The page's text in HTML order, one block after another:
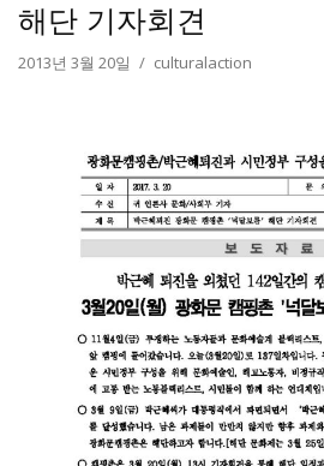
해단 기자회견
2013년 3월 20일 culturalaction